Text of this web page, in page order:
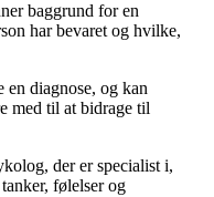
baggrund for en
har bevaret og hvilke,
diagnose, og kan
med til at bidrage til
der er specialist i,
følelser og